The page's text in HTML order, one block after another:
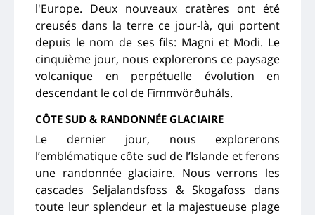
l'Europe. Deux nouveaux cratères ont été
creusés dans la terre ce jour-là, qui portent
depuis le nom de ses fils: Magni et Modi. Le
cinquième jour, nous explorerons ce paysage
volcanique en perpétuelle évolution en
descendant le col de Fimmvörðuháls.
CÔTE SUD & RANDONNÉE GLACIAIRE
Le dernier jour, nous explorerons
l’emblématique côte sud de l’Islande et ferons
une randonnée glaciaire. Nous verrons les
cascades Seljalandsfoss & Skogafoss dans
toute leur splendeur et la majestueuse plage